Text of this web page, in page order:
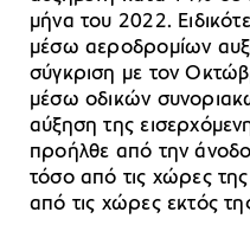
μήνα του 2022.
μέσω αεροδρομίων
σύγκριση με τον
μέσω οδικών
αύξηση της
προήλθε από την άνοδο
τόσο από τις χώρες
από τις χώρες εκτός